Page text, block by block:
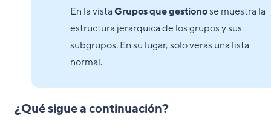
En la vistaGrupos que gestionose muestra la
estructura jerárquica de los grupos y sus
subgrupos. En su lugar, solo verás una lista
normal.
¿Qué sigue a continuación?